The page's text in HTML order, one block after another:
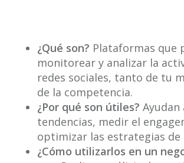
¿Qué son? Plataformas que
monitorear y analizar la
redes sociales, tanto de tu
de la competencia.
¿Por qué son útiles?
tendencias, medir el
optimizar las estrategias de
¿Cómo utilizarlos en un